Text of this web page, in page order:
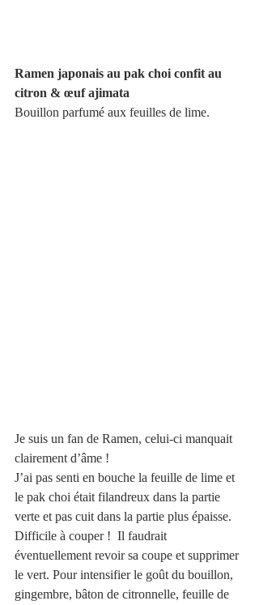
Ramen japonais au pak choi confit au
citron & œuf ajimata
Bouillon parfumé aux feuilles de lime.
Je suis un fan de Ramen, celui-ci manquait
clairement d’âme !
J’ai pas senti en bouche la feuille de lime et
le pak choi était filandreux dans la partie
verte et pas cuit dans la partie plus épaisse.
Difficile à couper !  Il faudrait
éventuellement revoir sa coupe et supprimer
le vert. Pour intensifier le goût du bouillon,
gingembre, bâton de citronnelle, feuille de